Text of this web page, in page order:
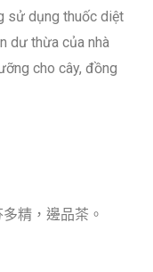
sử dụng thuốc diệt
dư thừa của nhà
cho cây, đồng